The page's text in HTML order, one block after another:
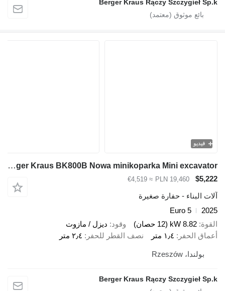
Berger Kraus Rączy Szczygieł Sp.k
فيديو
Berger Kraus BK800B Nowa minikoparka Mini excavator
$5,222
PLN 19,460
≈ €4,519
آلات البناء - حفارة صغيرة
2025
Euro 5
القوة 8.82 kW (12 حصان) وقود ديزل / مازوت
أعماق الحفر
١٫٤ متر نصف القطر للحفر ٢٫٤ متر
بولندا، Rzeszów
Berger Kraus Rączy Szczygieł Sp.k